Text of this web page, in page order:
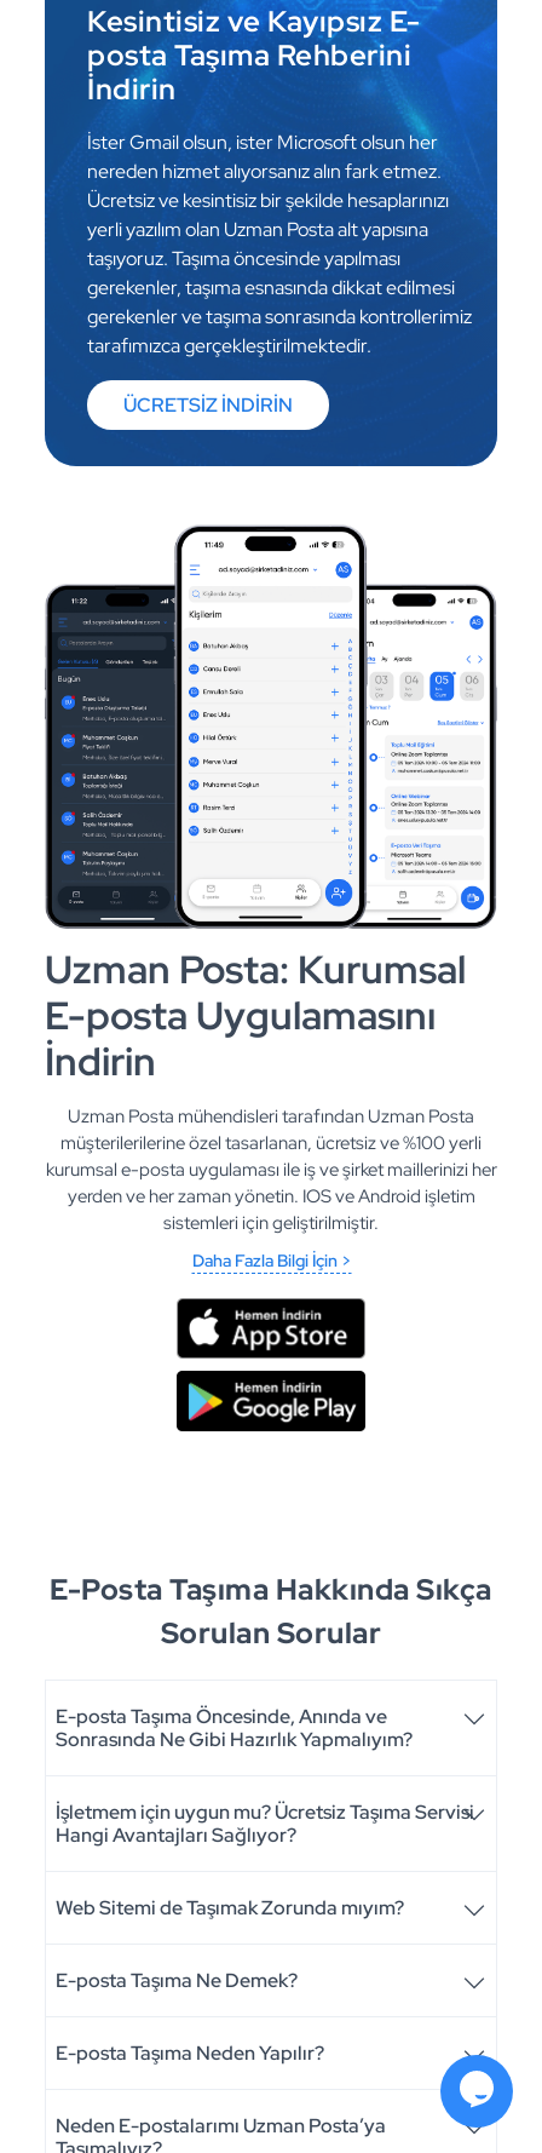
Kesintisiz ve Kayıpsız E-
posta Taşıma Rehberini
İndirin
İster Gmail olsun, ister Microsoft olsun her
nereden hizmet alıyorsanız alın fark etmez.
Ücretsiz ve kesintisiz bir şekilde hesaplarınızı
yerli yazılım olan Uzman Posta alt yapısına
taşıyoruz. Taşıma öncesinde yapılması
gerekenler, taşıma esnasında dikkat edilmesi
gerekenler ve taşıma sonrasında kontrollerimiz
tarafımızca gerçekleştirilmektedir.
ÜCRETSİZ İNDİRİN
Uzman Posta: Kurumsal
E-posta Uygulamasını
İndirin
Uzman Posta mühendisleri tarafından Uzman Posta
müşterilerilerine özel tasarlanan, ücretsiz ve %100 yerli
kurumsal e-posta uygulaması ile iş ve şirket maillerinizi her
yerden ve her zaman yönetin. IOS ve Android işletim
sistemleri için geliştirilmiştir.
Daha Fazla Bilgi İçin >
E-Posta Taşıma Hakkında Sıkça
Sorulan Sorular
E-posta Taşıma Öncesinde, Anında ve
Sonrasında Ne Gibi Hazırlık Yapmalıyım?
İşletmem için uygun mu? Ücretsiz Taşıma Servisi
Hangi Avantajları Sağlıyor?
Web Sitemi de Taşımak Zorunda mıyım?
E-posta Taşıma Ne Demek?
E-posta Taşıma Neden Yapılır?
Neden E-postalarımı Uzman Posta’ya